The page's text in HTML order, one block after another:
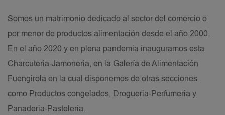
Somos un matrimonio dedicado al sector del comercio o
por menor de productos alimentación desde el año 2000.
En el año 2020 y en plena pandemia inauguramos esta
Charcuteria-Jamoneria, en la Galería de Alimentación
Fuengirola en la cual disponemos de otras secciones
como Productos congelados, Drogueria-Perfumeria y
Panaderia-Pasteleria.